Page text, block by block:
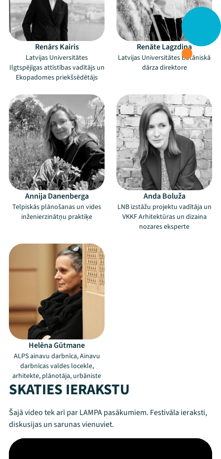
Renārs Kairis
Latvijas Universitātes
Ilgtspējīgas attīstības vadītājs un
Ekopadomes priekšsēdētājs
Renāte Lagzdiņa
Latvijas Universitātes Botāniskā
dārza direktore
Annija Danenberga
Telpiskās plānošanas un vides
inženierzinātņu praktiķe
Anda Boluža
LNB izstāžu projektu vadītāja un
VKKF Arhitektūras un dizaina
nozares eksperte
Helēna Gūtmane
ALPS ainavu darbnīca, Ainavu
darbnīcas valdes locekle,
arhitekte, plānotāja, urbāniste
SKATIES IERAKSTU
Šajā video tek arī par LAMPA pasākumiem. Festivāla ieraksti,
diskusijas un sarunas vienuviet.